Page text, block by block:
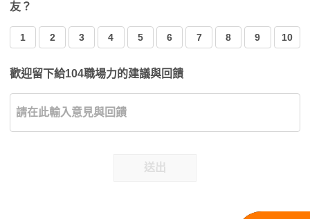
友？
1 2 3 4 5 6 7 8 9 10
歡迎留下給104職場力的建議與回饋
送出